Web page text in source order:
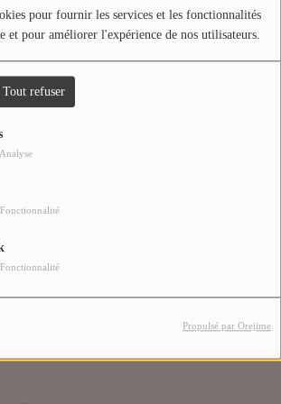
pour fournir les services et les fonctionnalités
et pour améliorer l'expérience de nos utilisateurs.
Tout refuser
Propulsé par Orejime
connecter
vous avez
une erreur.
page que vous recherchez n’existe plus.